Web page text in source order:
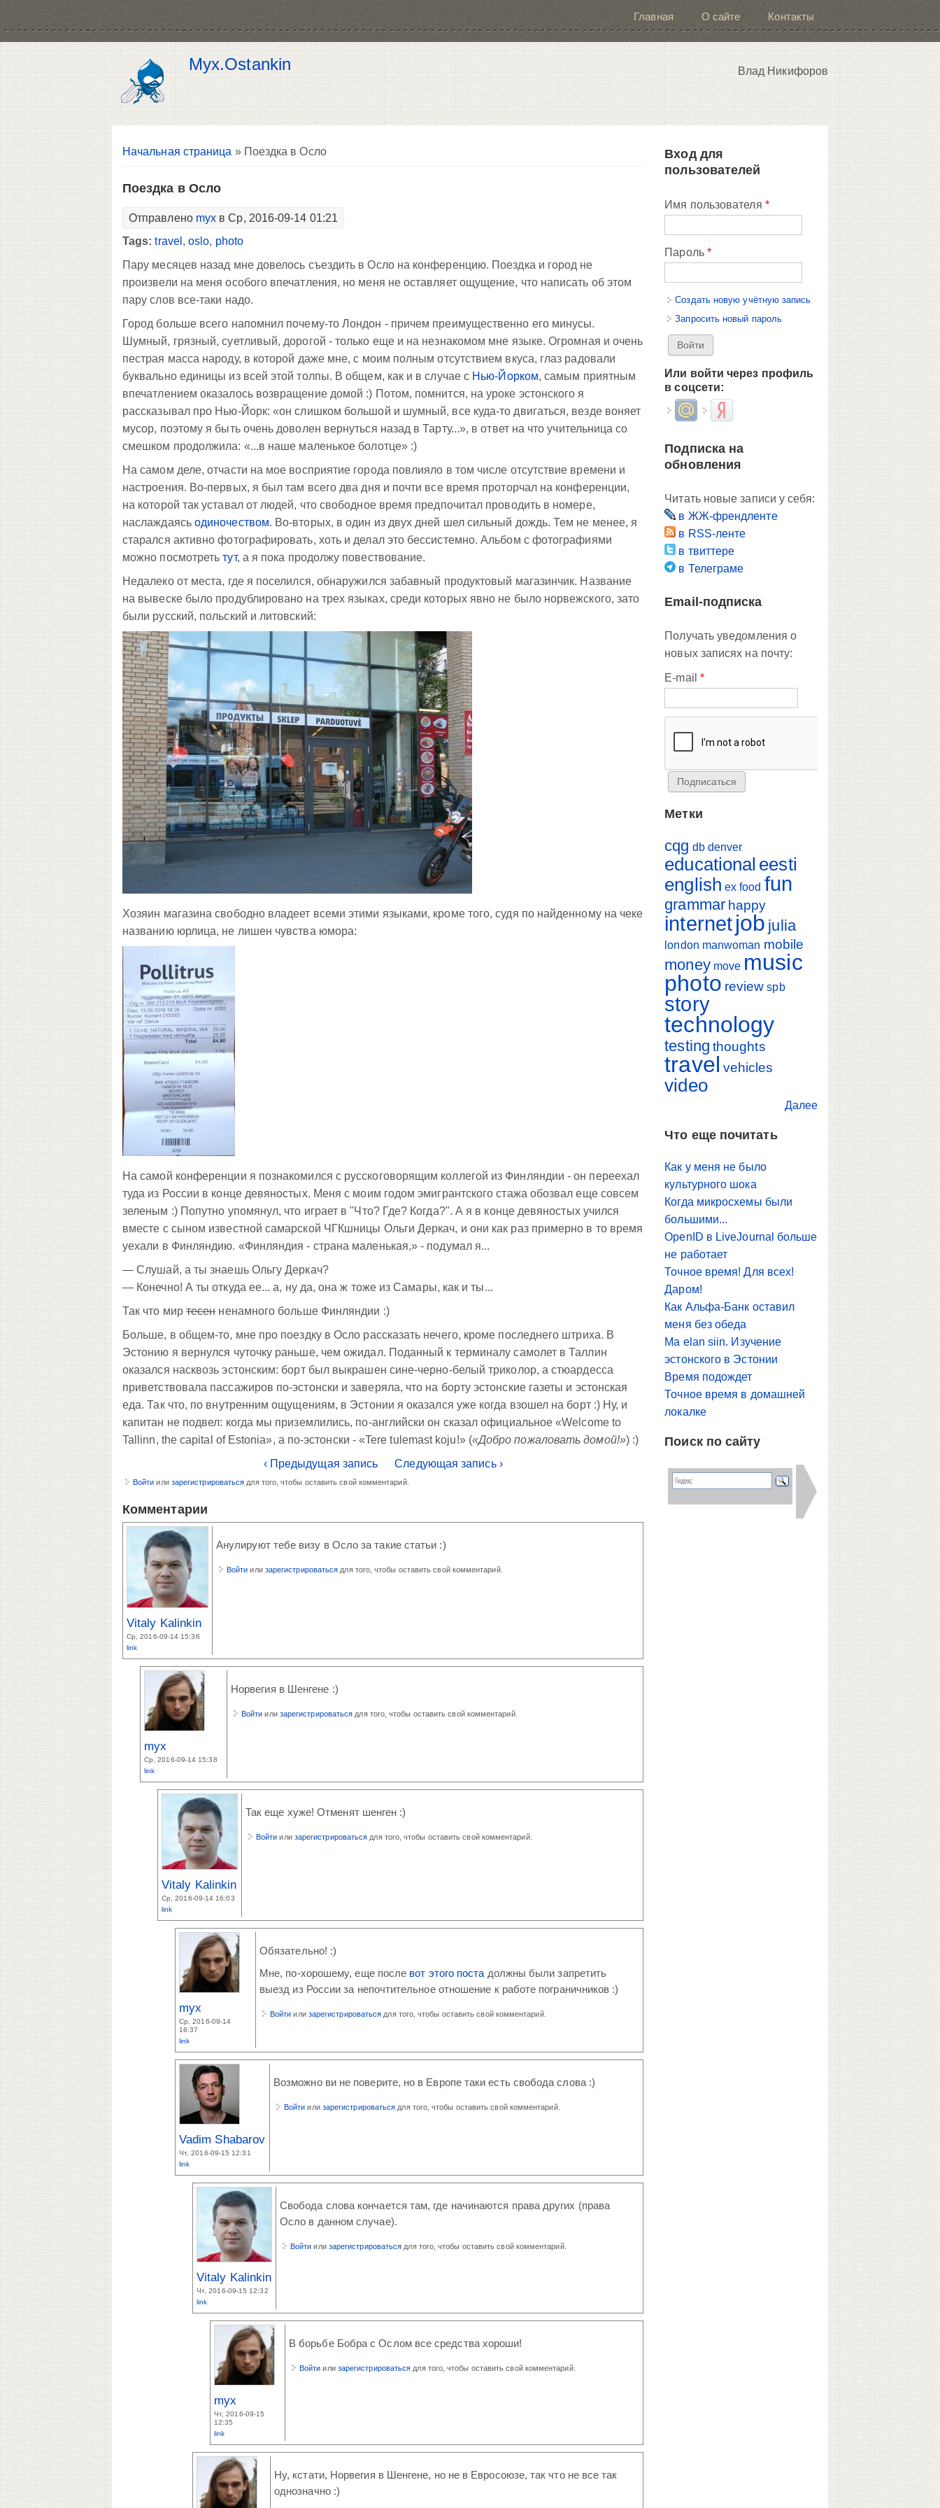
Главная О сайте Контакты
Myx.Ostankin Влад Никифоров
Вы здесь
Начальная страница » Поездка в Осло
Поездка в Осло
Отправлено myx в Ср, 2016-09-14 01:21
Tags:travel ,oslo, photo
Пару месяцев назад мне довелось съездить в Осло на конференцию. Поездка и город не
произвели на меня особого впечатления, но меня не оставляет ощущение, что написать об этом
пару слов все-таки надо.
Город больше всего напомнил почему-то Лондон - причем преимущественно его минусы.
Шумный, грязный, суетливый, дорогой - только еще и на незнакомом мне языке. Огромная и очень
пестрая масса народу, в которой даже мне, с моим полным отсутствием вкуса, глаз радовали
буквально единицы из всей этой толпы. В общем, как и в случае с Нью-Йорком, самым приятным
впечатлением оказалось возвращение домой :) Потом, помнится, на уроке эстонского я
рассказывал про Нью-Йорк: «он слишком большой и шумный, все куда-то двигаться, везде воняет
мусор, поэтому я быть очень доволен вернуться назад в Тарту...», в ответ на что учительница со
смешком продолжила: «...в наше маленькое болотце» :)
На самом деле, отчасти на мое восприятие города повлияло в том числе отсутствие времени и
настроения. Во-первых, я был там всего два дня и почти все время проторчал на конференции,
на которой так уставал от людей, что свободное время предпочитал проводить в номере,
наслаждаясь одиночеством. Во-вторых, в один из двух дней шел сильный дождь. Тем не менее, я
старался активно фотографировать, хоть и делал это бессистемно. Альбом с фотографиями
можно посмотретьтут, а я пока продолжу повествование.
Недалеко от места, где я поселился, обнаружился забавный продуктовый магазинчик. Название
на вывеске было продублировано на трех языках, среди которых явно не было норвежского, зато
были русский, польский и литовский:
Хозяин магазина свободно владеет всеми этими языками, кроме того, судя по найденному на чеке
названию юрлица, не лишен чувства юмора:
На самой конференции я познакомился с русскоговорящим коллегой из Финляндии - он переехал
туда из России в конце девяностых. Меня с моим годом эмигрантского стажа обозвал еще совсем
зеленым :) Попутно упомянул, что играет в "Что? Где? Когда?". А я в конце девяностых учился
вместе с сыном известной самарской ЧГКшницы Ольги Деркач, и они как раз примерно в то время
уехали в Финляндию. «Финляндия - страна маленькая,» - подумал я...
— Слушай, а ты знаешь Ольгу Деркач?
— Конечно! А ты откуда ее... а, ну да, она ж тоже из Самары, как и ты...
Так что мир тесенненамного больше Финляндии :)
Больше, в общем-то, мне про поездку в Осло рассказать нечего, кроме последнего штриха. В
Эстонию я вернулся чуточку раньше, чем ожидал. Поданный к терминалу самолет в Таллин
оказался насквозь эстонским: борт был выкрашен сине-черно-белый триколор, а стюардесса
приветствовала пассажиров по-эстонски и заверяла, что на борту эстонские газеты и эстонская
еда. Так что, по внутренним ощущениям, в Эстонии я оказался уже когда взошел на борт :) Ну, и
капитан не подвел: когда мы приземлились, по-английски он сказал официальное «Welcome to
Tallinn, the capital of Estonia», а по-эстонски - «Tere tulemast koju!» («Добро пожаловать домой!») :)
‹ Предыдущая запись
Следующая запись ›
Войти или зарегистрироваться для того, чтобы оставить свой комментарий.
Комментарии
Vitaly Kalinkin
Ср, 2016-09-14 15:36
link
Анулируют тебе визу в Осло за такие статьи :)
Войти или зарегистрироваться для того, чтобы оставить свой комментарий.
myx
Ср, 2016-09-14 15:38
link
Норвегия в Шенгене :)
Войти или зарегистрироваться для того, чтобы оставить свой комментарий.
Vitaly Kalinkin
Ср, 2016-09-14 16:03
link
Так еще хуже! Отменят шенген :)
Войти или зарегистрироваться для того, чтобы оставить свой комментарий.
myx
Ср, 2016-09-14
16:37
link
Обязательно! :)
Мне, по-хорошему, еще после вот этого поста должны были запретить
выезд из России за непочтительное отношение к работе пограничников :)
Войти или зарегистрироваться для того, чтобы оставить свой комментарий.
Vadim Shabarov
Чт, 2016-09-15 12:31
link
Возможно ви не поверите, но в Европе таки есть свобода слова :)
Войти или зарегистрироваться для того, чтобы оставить свой комментарий.
Vitaly Kalinkin
Чт, 2016-09-15 12:32
link
Свобода слова кончается там, где начинаются права других (права
Осло в данном случае).
Войти или зарегистрироваться для того, чтобы оставить свой комментарий.
myx
Чт, 2016-09-15
12:35
link
В борьбе Бобра с Ослом все средства хороши!
Войти или зарегистрироваться для того, чтобы оставить свой комментарий.
Ну, кстати, Норвегия в Шенгене, но не в Евросоюзе, так что не все так
однозначно :)
Вход для
пользователей
Имя пользователя *
Пароль *
Создать новую учётную запись
Запросить новый пароль
Или войти через профиль
в соцсети:
Login with Mail.ruLogin with Яндекс
Подписка на
обновления
Читать новые записи у себя:
в ЖЖ-френдленте
в RSS-ленте
в твиттере
в Телеграме
Email-подписка
Получать уведомления о
новых записях на почту:
E-mail *
Метки
cqg db denver
educational eesti
english ex food fun
grammar happy
internetjob julia
london manwoman mobile
money move music
photo review spb
story
technology
testing thoughts
travel vehicles
video
Далее
Что еще почитать
Как у меня не было
культурного шока
Когда микросхемы были
большими...
OpenID в LiveJournal больше
не работает
Точное время! Для всех!
Даром!
Как Альфа-Банк оставил
меня без обеда
Ma elan siin. Изучение
эстонского в Эстонии
Время подождет
Точное время в домашней
локалке
Поиск по сайту